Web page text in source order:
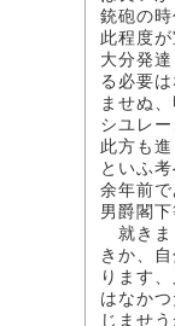
銃砲の
此程度
大分発
る必要
ませぬ
シユレ
此方も
といふ
余年前
男爵閣
就きま
きか、
ります
はなか
じませ